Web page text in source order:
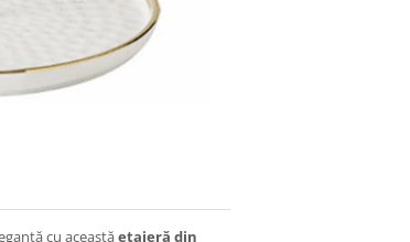
cu aceastăetajeră din